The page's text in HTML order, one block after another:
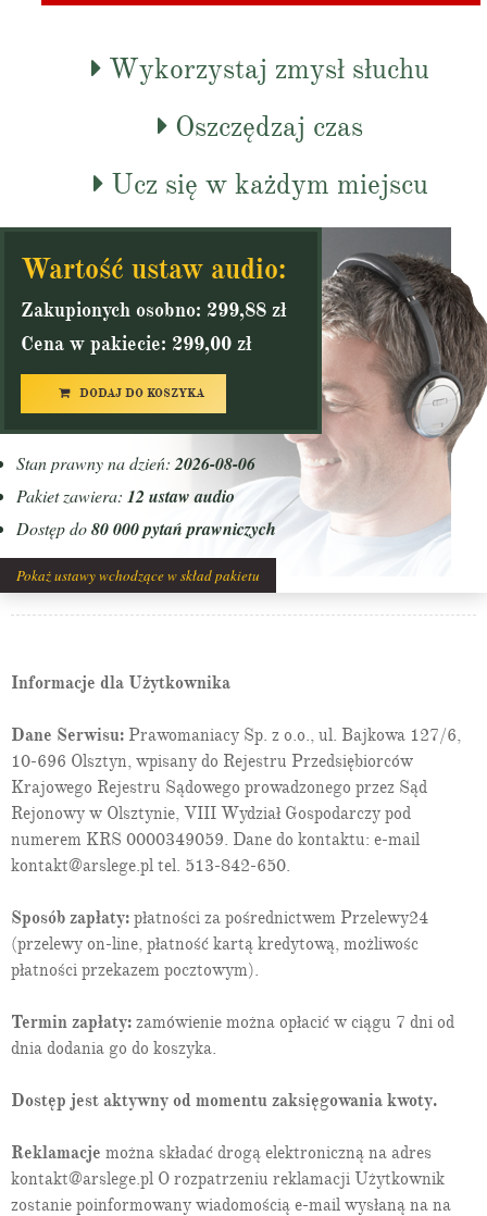
Wykorzystaj zmysł słuchu
Oszczędzaj czas
Ucz się w każdym miejscu
Wartość ustaw audio:
Zakupionych osobno: 299,88 zł
Cena w pakiecie: 299,00 zł
DODAJ DO KOSZYKA
Stan prawny na dzień: 2026-08-06
Pakiet zawiera: 12 ustaw audio
Dostęp do80 000 pytań prawniczych
Pokaż ustawy wchodzące w skład pakietu
Kodeks postępowania administracyjnego
Prawo o ustroju sądów administracyjnych
Prawo o ustroju sądów powszechnych
Traktat o Unii Europejskiej
Ustawa o Radzie Ministrów
Ustawa o samorządzie gminnym
Ustawa o samorządzie powiatowym
Ustawa o samorządzie województwa
Ustawa o służbie cywilnej
Informacje dla Użytkownika
Dane Serwisu: Prawomaniacy Sp. z o.o., ul. Bajkowa 127/6,
10-696 Olsztyn, wpisany do Rejestru Przedsiębiorców
Krajowego Rejestru Sądowego prowadzonego przez Sąd
Rejonowy w Olsztynie, VIII Wydział Gospodarczy pod
numerem KRS 0000349059. Dane do kontaktu: e-mail
kontakt@arslege.pl tel. 513-842-650.
Sposób zapłaty: płatności za pośrednictwem Przelewy24
(przelewy on-line, płatność kartą kredytową, możliwośc
płatności przekazem pocztowym).
Termin zapłaty: zamówienie można opłacić w ciągu 7 dni od
dnia dodania go do koszyka.
Dostęp jest aktywny od momentu zaksięgowania kwoty.
Reklamacje można składać drogą elektroniczną na adres
kontakt@arslege.pl O rozpatrzeniu reklamacji Użytkownik
zostanie poinformowany wiadomością e-mail wysłaną na na